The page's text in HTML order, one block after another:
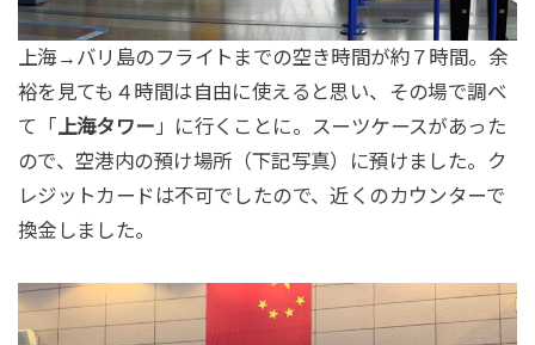
上海→バリ島のフライトまでの空き時間が約７時間。余
裕を見ても４時間は自由に使えると思い、その場で調べ
て「上海タワー 」に行くことに。スーツケースがあった
ので、空港内の預け場所（下記写真）に預けました。ク
レジットカードは不可でしたので、近くのカウンターで
換金しました。